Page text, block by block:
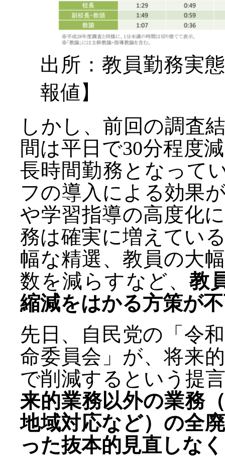
出所：教員勤務実
報値】
しかし、前回の調査
間は平日で30分程度
長時間勤務となって
フの導入による効果
や学習指導の高度化
務は確実に増えてい
幅な精選、教員の大
数を減らすなど、教
縮減をはかる方策が
先日、自民党の「令
命委員会」が、将来
で削減するという提
来的業務以外の業務
地域対応など）の全
った抜本的見直しな